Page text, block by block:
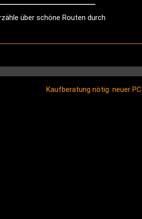
über schöne Routen durch
Kaufberatung nötig: neuer